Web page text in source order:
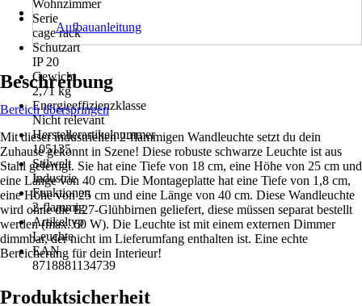
Wohnzimmer
Serie
cage rack
Schutzart
IP 20
Gewicht
2,71 kg
Energieeffizienzklasse
Nicht relevant
Herstellerartikelnummer
105135
Stilwelt
Industrie
Funktionen
2-flammig
Artikeltyp
Leuchte
EAN
8718881134739
Aufbauanleitung
Beschreibung
Bereich überspringen
Mit dieser industriellen 2-flammigen Wandleuchte setzt du dein
Zuhause gekonnt in Szene! Diese robuste schwarze Leuchte ist aus
Stahl gefertigt. Sie hat eine Tiefe von 18 cm, eine Höhe von 25 cm und
eine Länge von 40 cm. Die Montageplatte hat eine Tiefe von 1,8 cm,
eine Höhe von 25 cm und eine Länge von 40 cm. Diese Wandleuchte
wird ohne die E27-Glühbirnen geliefert, diese müssen separat bestellt
werden (max. 60 W). Die Leuchte ist mit einem externen Dimmer
dimmbar, der nicht im Lieferumfang enthalten ist. Eine echte
Bereicherung für dein Interieur!
Produktsicherheit